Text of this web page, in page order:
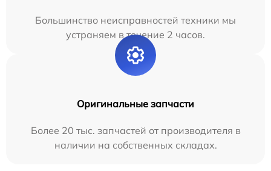
Большинство неисправностей техники мы
устраняем в течение 2 часов.
Оригинальные запчасти
Более 20 тыс. запчастей от производителя в
наличии на собственных складах.